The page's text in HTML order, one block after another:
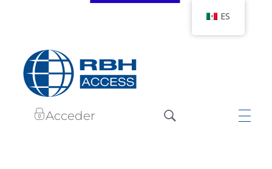
RBH Tecnologías de Acceso
Acceder
ES